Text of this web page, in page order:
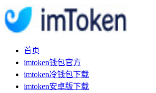
首页
imtoken钱包官方
imtoken冷钱包下载
imtoken安卓版下载